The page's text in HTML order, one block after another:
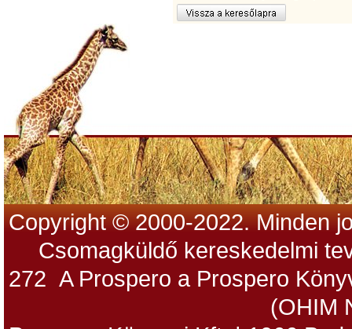
Copyright © 2000-2022. Minden
Csomagküldő kereskedelmi
272 A Prospero a Prospero
(OHIM